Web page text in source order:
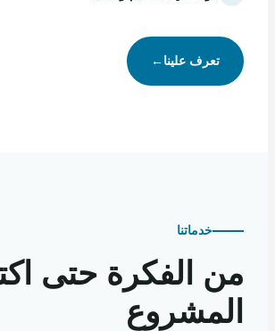
تعرف علينا←
خدماتنا
الفكرة حتى اكتمال